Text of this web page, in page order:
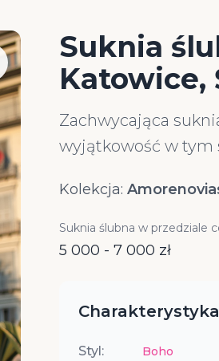
Suknia
Katowice,
Zachwycająca
wyjątkowość w tym
Kolekcja:
Suknia ślubna w przedziale
5 000 - 7 000 zł
Styl: Boho